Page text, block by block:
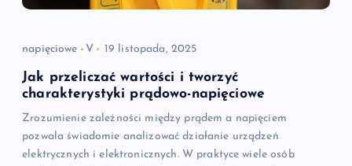
s
u
napięciowe V 19 listopada, 2025
Jak przeliczać wartości i tworzyć
charakterystyki prądowo-napięciowe
Zrozumienie zależności między prądem a napięciem
pozwala świadomie analizować działanie urządzeń
elektrycznych i elektronicznych. W praktyce wiele osób